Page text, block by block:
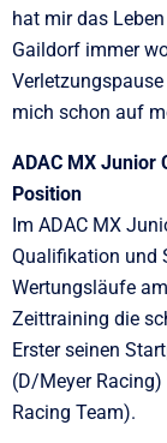
hat mir das
Gaildorf immer
mich schon auf
ADAC MX Junior
Position
Im ADAC MX
Qualifikation und
Wertungsläufe
Zeittraining die
Erster seinen
(D/Meyer
Racing Team).